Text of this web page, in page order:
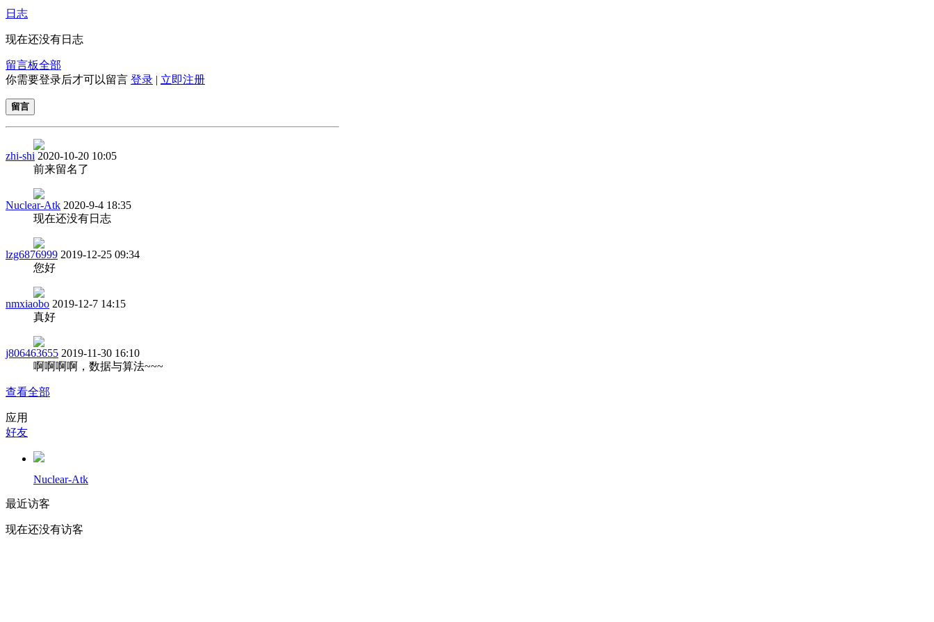
日志
现在还没有日志
留言板全部
你需要登录后才可以留言 登录 | 立即注册
留言
zhi-shi 2020-10-20 10:05
前来留名了
Nuclear-Atk 2020-9-4 18:35
现在还没有日志
lzg6876999 2019-12-25 09:34
您好
nmxiaobo 2019-12-7 14:15
真好
j806463655 2019-11-30 16:10
啊啊啊啊，数据与算法~~~
查看全部
应用
好友
Nuclear-Atk
最近访客
现在还没有访客